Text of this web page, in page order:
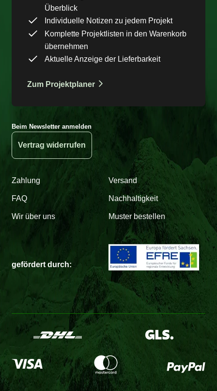
Überblick
Individuelle Notizen zu jedem Projekt
Komplette Projektlisten in den Warenkorb
übernehmen
Aktuelle Anzeige der Lieferbarkeit
Zum Projektplaner
Beim Newsletter anmelden
Vertrag widerrufen
Zahlung Versand
FAQ Nachhaltigkeit
Wir über uns Muster bestellen
gefördert durch: